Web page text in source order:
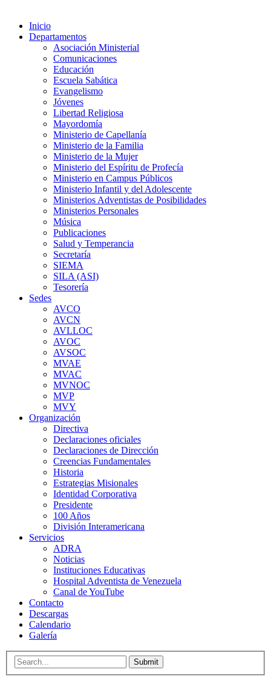
Inicio
Departamentos
Asociación Ministerial
Comunicaciones
Educación
Escuela Sabática
Evangelismo
Jóvenes
Libertad Religiosa
Mayordomía
Ministerio de Capellanía
Ministerio de la Familia
Ministerio de la Mujer
Ministerio del Espíritu de Profecía
Ministerio en Campus Públicos
Ministerio Infantil y del Adolescente
Ministerios Adventistas de Posibilidades
Ministerios Personales
Música
Publicaciones
Salud y Temperancia
Secretaría
SIEMA
SILA (ASI)
Tesorería
Sedes
AVCO
AVCN
AVLLOC
AVOC
AVSOC
MVAE
MVAC
MVNOC
MVP
MVY
Organización
Directiva
Declaraciones oficiales
Declaraciones de Dirección
Creencias Fundamentales
Historia
Estrategias Misionales
Identidad Corporativa
Presidente
100 Años
División Interamericana
Servicios
ADRA
Noticias
Instituciones Educativas
Hospital Adventista de Venezuela
Canal de YouTube
Contacto
Descargas
Calendario
Galería
Submit